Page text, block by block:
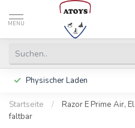
MENU
Physischer Laden
Startseite /
Razor E Prime Air,
faltbar